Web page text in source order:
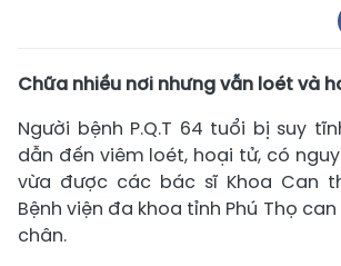
Chữa nhiều nơi nhưng vẫn loét và
Người bệnh P.Q.T 64 tuổi bị suy
dẫn đến viêm loét, hoại tử, có
vừa được các bác sĩ Khoa Can
Bệnh viện đa khoa tỉnh Phú Thọ
chân.